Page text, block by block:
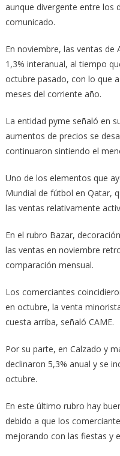
aunque divergente entre los
comunicado.
En noviembre, las ventas de
1,3% interanual, al tiempo
octubre pasado, con lo que
meses del corriente año.
La entidad pyme señaló en
aumentos de precios se
continuaron sintiendo el
Uno de los elementos que
Mundial de fútbol en Qatar,
las ventas relativamente
En el rubro Bazar,
las ventas en noviembre
comparación mensual.
Los comerciantes
en octubre, la venta
cuesta arriba, señaló CAME.
Por su parte, en Calzado y
declinaron 5,3% anual y se
octubre.
En este último rubro hay
debido a que los
mejorando con las fiestas y